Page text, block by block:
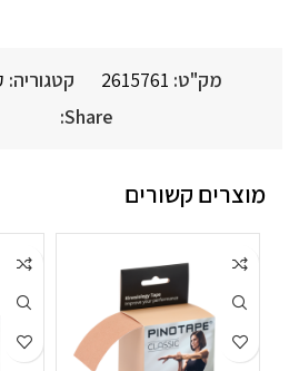
מק"ט: 2615761 קטגוריה:
Share:
מוצרים קשורים